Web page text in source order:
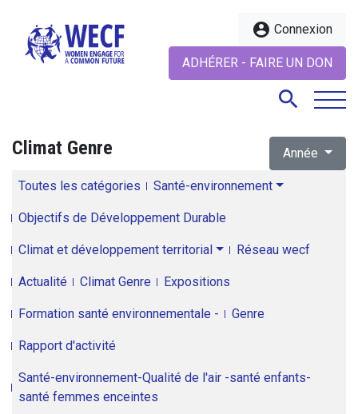
account_circle Connexion
ADHÉRER - FAIRE UN DON
search
Climat Genre Année
Toutes les catégories Santé-environnement
Objectifs de Développement Durable
Climat et développement territorial Réseau wecf
Actualité Climat Genre Expositions
Formation santé environnementale - Genre
Rapport d'activité
Santé-environnement-Qualité de l'air -santé enfants-
santé femmes enceintes